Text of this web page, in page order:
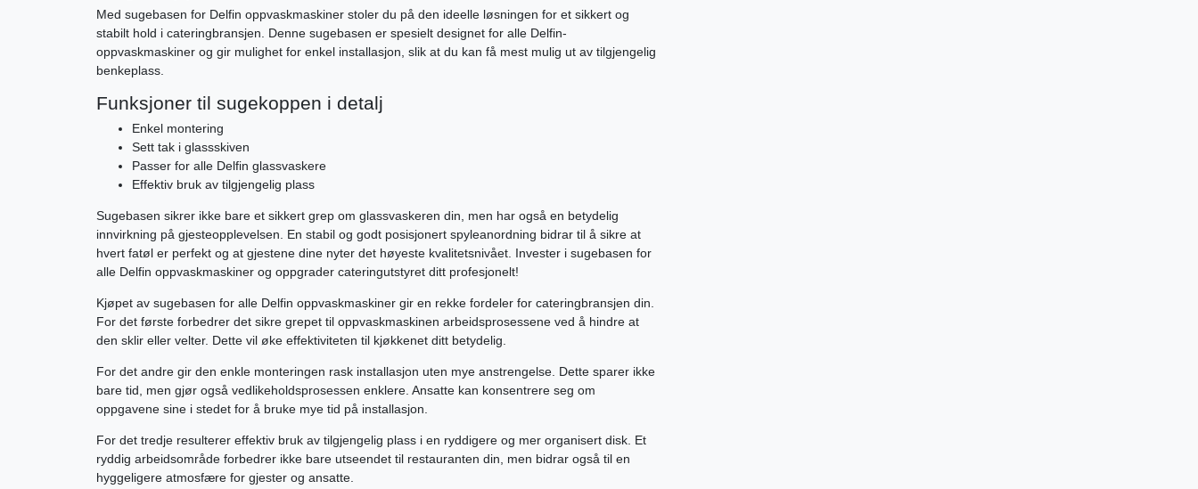
Med sugebasen for Delfin oppvaskmaskiner stoler du på den ideelle løsningen for et sikkert og
stabilt hold i cateringbransjen. Denne sugebasen er spesielt designet for alle Delfin-
oppvaskmaskiner og gir mulighet for enkel installasjon, slik at du kan få mest mulig ut av tilgjengelig
benkeplass.
Funksjoner til sugekoppen i detalj
Enkel montering
Sett tak i glassskiven
Passer for alle Delfin glassvaskere
Effektiv bruk av tilgjengelig plass
Sugebasen sikrer ikke bare et sikkert grep om glassvaskeren din, men har også en betydelig
innvirkning på gjesteopplevelsen. En stabil og godt posisjonert spyleanordning bidrar til å sikre at
hvert fatøl er perfekt og at gjestene dine nyter det høyeste kvalitetsnivået. Invester i sugebasen for
alle Delfin oppvaskmaskiner og oppgrader cateringutstyret ditt profesjonelt!
Kjøpet av sugebasen for alle Delfin oppvaskmaskiner gir en rekke fordeler for cateringbransjen din.
For det første forbedrer det sikre grepet til oppvaskmaskinen arbeidsprosessene ved å hindre at
den sklir eller velter. Dette vil øke effektiviteten til kjøkkenet ditt betydelig.
For det andre gir den enkle monteringen rask installasjon uten mye anstrengelse. Dette sparer ikke
bare tid, men gjør også vedlikeholdsprosessen enklere. Ansatte kan konsentrere seg om
oppgavene sine i stedet for å bruke mye tid på installasjon.
For det tredje resulterer effektiv bruk av tilgjengelig plass i en ryddigere og mer organisert disk. Et
ryddig arbeidsområde forbedrer ikke bare utseendet til restauranten din, men bidrar også til en
hyggeligere atmosfære for gjester og ansatte.